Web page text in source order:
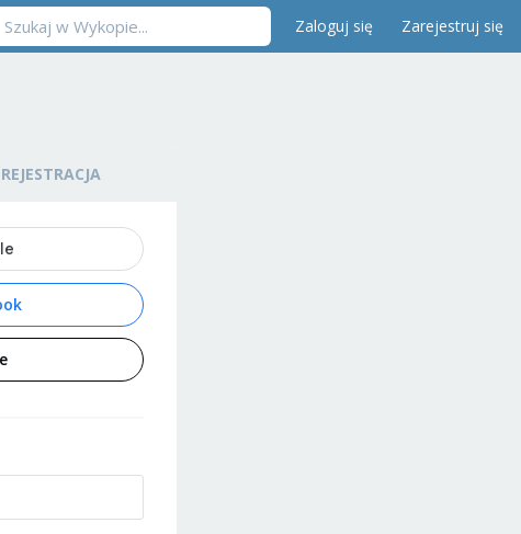
Zaloguj się Zarejestruj się
REJESTRACJA